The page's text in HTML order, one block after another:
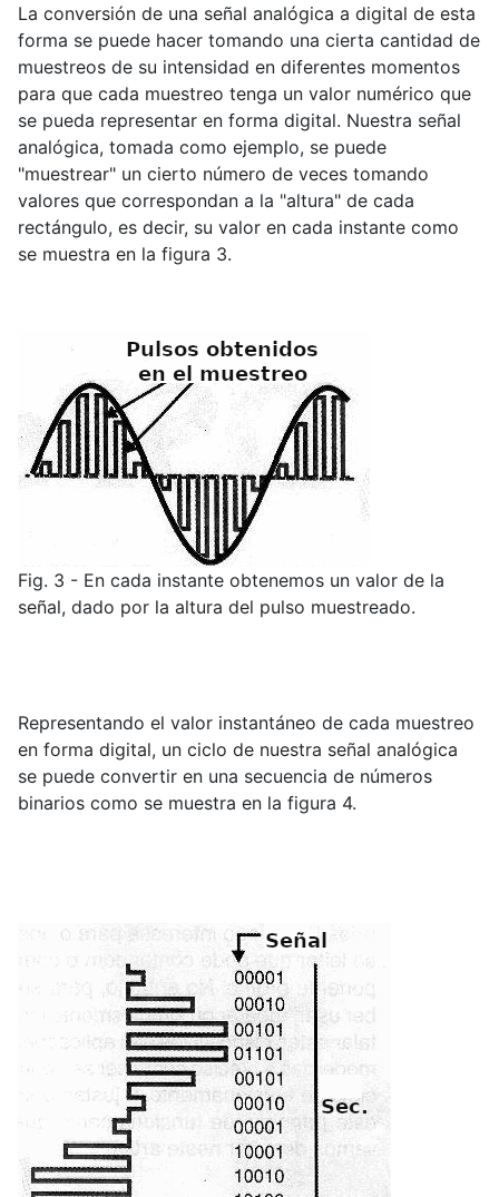
La conversión de una señal analógica a digital de esta
forma se puede hacer tomando una cierta cantidad de
muestreos de su intensidad en diferentes momentos
para que cada muestreo tenga un valor numérico que
se pueda representar en forma digital. Nuestra señal
analógica, tomada como ejemplo, se puede
"muestrear" un cierto número de veces tomando
valores que correspondan a la "altura" de cada
rectángulo, es decir, su valor en cada instante como
se muestra en la figura 3.
Fig. 3 - En cada instante obtenemos un valor de la
señal, dado por la altura del pulso muestreado.
Representando el valor instantáneo de cada muestreo
en forma digital, un ciclo de nuestra señal analógica
se puede convertir en una secuencia de números
binarios como se muestra en la figura 4.